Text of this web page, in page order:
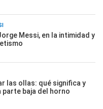
Messi, en la intimidad y
las ollas: qué significa y
parte baja del horno